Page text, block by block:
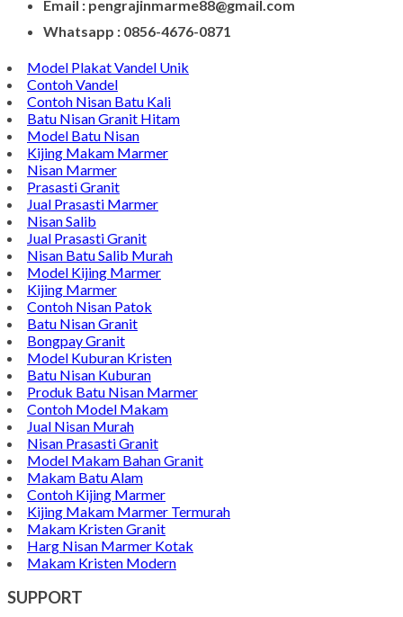
Email : pengrajinmarme88@gmail.com
Whatsapp : 0856-4676-0871
Model Plakat Vandel Unik
Contoh Vandel
Contoh Nisan Batu Kali
Batu Nisan Granit Hitam
Model Batu Nisan
Kijing Makam Marmer
Nisan Marmer
Prasasti Granit
Jual Prasasti Marmer
Nisan Salib
Jual Prasasti Granit
Nisan Batu Salib Murah
Model Kijing Marmer
Kijing Marmer
Contoh Nisan Patok
Batu Nisan Granit
Bongpay Granit
Model Kuburan Kristen
Batu Nisan Kuburan
Produk Batu Nisan Marmer
Contoh Model Makam
Jual Nisan Murah
Nisan Prasasti Granit
Model Makam Bahan Granit
Makam Batu Alam
Contoh Kijing Marmer
Kijing Makam Marmer Termurah
Makam Kristen Granit
Harg Nisan Marmer Kotak
Makam Kristen Modern
SUPPORT